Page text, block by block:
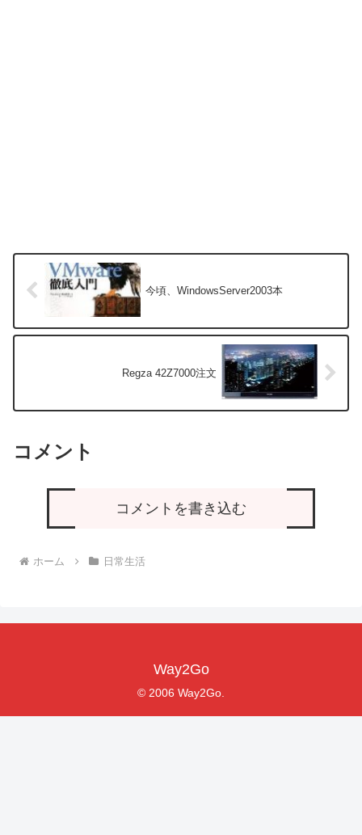
今頃、WindowsServer2003本
Regza 42Z7000注文
コメント
コメントを書き込む
ホーム 日常生活
Way2Go
© 2006 Way2Go.